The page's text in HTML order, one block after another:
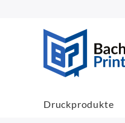
Druckprodukte